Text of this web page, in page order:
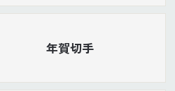
年賀切手